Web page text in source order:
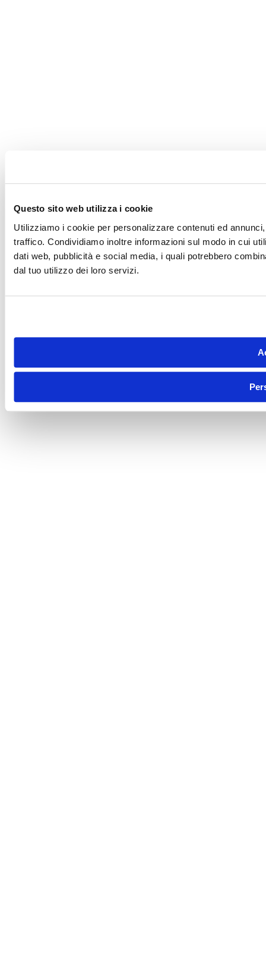
Questo sito web utilizza i cookie
Utilizziamo i cookie per personalizzare contenuti ed
traffico. Condividiamo inoltre informazioni sul modo in cui
dati web, pubblicità e social media, i quali potrebbero
dal tuo utilizzo dei loro servizi.